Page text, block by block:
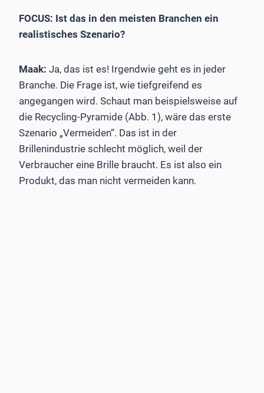
FOCUS: Ist das in den meisten Branchen ein
realistisches ­Szenario?
Maak: Ja, das ist es! Irgendwie geht es in jeder
Branche. Die Frage ist, wie tiefgreifend es
angegangen wird. Schaut man beispielsweise auf
die Recycling-Pyramide (Abb. 1), wäre das erste
Szenario „Vermeiden“. Das ist in der
Brillenindustrie schlecht möglich, weil der
Verbraucher eine Brille braucht. Es ist also ein
Produkt, das man nicht vermeiden kann.